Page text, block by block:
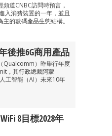
道CNBC訪問時預言，
入消費裝置的一年，並且
的數碼產品生態結構。
後推6G商用產品
Qualcomm）昨舉行年度
，其行政總裁阿蒙
工智能（AI）未來10年
8目標2028年